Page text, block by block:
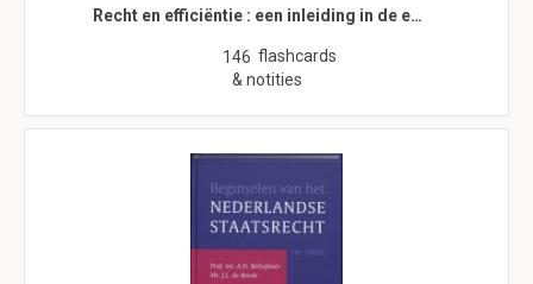
Recht en efficiëntie : een inleiding in de e…
146 flashcards
& notities